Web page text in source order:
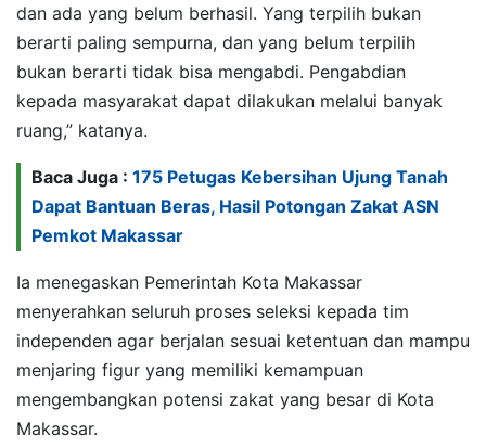
dan ada yang belum berhasil. Yang terpilih bukan
berarti paling sempurna, dan yang belum terpilih
bukan berarti tidak bisa mengabdi. Pengabdian
kepada masyarakat dapat dilakukan melalui banyak
ruang,” katanya.
Baca Juga : 175 Petugas Kebersihan Ujung Tanah
Dapat Bantuan Beras, Hasil Potongan Zakat ASN
Pemkot Makassar
Ia menegaskan Pemerintah Kota Makassar
menyerahkan seluruh proses seleksi kepada tim
independen agar berjalan sesuai ketentuan dan mampu
menjaring figur yang memiliki kemampuan
mengembangkan potensi zakat yang besar di Kota
Makassar.